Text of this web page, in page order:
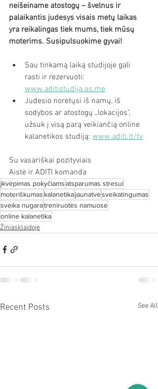
neišeiname atostogų – švelnus ir
palaikantis judesys visais metų laikas
yra reikalingas tiek mums, tiek mūsų
moterims. Susipulsuokime gyvai!
Sau tinkamą laiką studijoje gali
rasti ir rezervuoti:
www.aditistudija.as.me
Judesio norėtųsi iš namų, iš
sodybos ar atostogų „lokacijos",
užsuk į visą parą veikiančią online
kalanetikos studiją: www.aditi.lt/tv
Su vasariškai pozityviais
Aistė ir ADITI komanda
įkvėpimas pokyčiamsatsparumas stresui
moteriškumas kalanetikajaunatvėsveikatingumas
sveika nugaratreniruotės namuose
online kalanetika
Žiniasklaidoje
Recent Posts See All